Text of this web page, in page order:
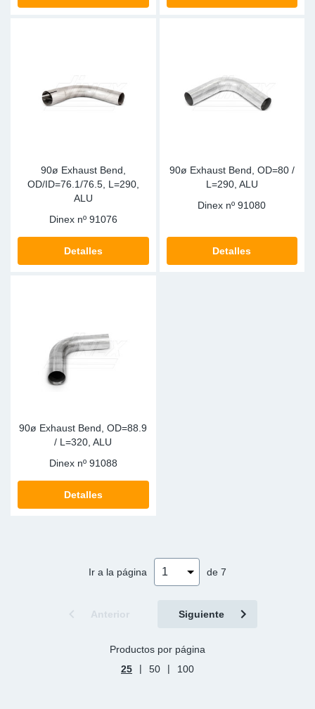
90ø Exhaust Bend,
OD/ID=76.1/76.5, L=290,
ALU
Dinex nº 91076
Detalles
90ø Exhaust Bend, OD=80 /
L=290, ALU
Dinex nº 91080
Detalles
90ø Exhaust Bend, OD=88.9
/ L=320, ALU
Dinex nº 91088
Detalles
Ir a la página de 7
Anterior Siguiente
Productos por página
25
| 50 | 100